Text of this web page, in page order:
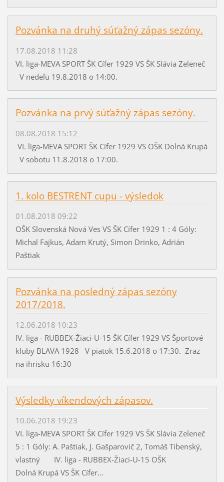
Pozvánka na druhý súťažný zápas sezóny.
17.08.2018 11:28
VI. liga-MEVA SPORT ŠK Cífer 1929 VS ŠK Slávia Zeleneč
V nedeľu 19.8.2018 o 14:00.
Pozvánka na prvý súťažný zápas sezóny.
08.08.2018 15:12
VI. liga-MEVA SPORT ŠK Cífer 1929 VS OŠK Dolná Krupá
V sobotu 11.8.2018 o 17:00.
1. kolo BESTRENT cupu - výsledok
01.08.2018 09:22
OŠK Slovenská Nová Ves VS ŠK Cífer 1929 1 : 4 Góly:
Michal Fajkus, Adam Krutý, Simon Drinko, Adrián
Paštiak
Pozvánka na posledný zápas sezóny
2017/2018.
12.06.2018 10:23
IV. liga - RUBBEX-Žiaci-U-15 ŠK Cífer 1929 VS Športové
kluby BLAVA 1928 V piatok 15.6.2018 o 17:30. Zraz
na ihrisku 16:30
Výsledky víkendových zápasov.
10.06.2018 19:23
VI. liga-MEVA SPORT ŠK Cífer 1929 VS ŠK Slávia Zeleneč
5 : 1 Góly: A. Paštiak, J. Gašparovič 2, Tomáš Tibenský,
vlastný IV. liga - RUBBEX-Žiaci-U-15 OŠK
Dolná Krupá VS ŠK Cífer...